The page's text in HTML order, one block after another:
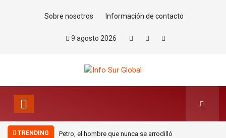
Sobre nosotros Información de contacto
9 agosto 2026
TRENDING Petro, el hombre que nunca se arrodilló